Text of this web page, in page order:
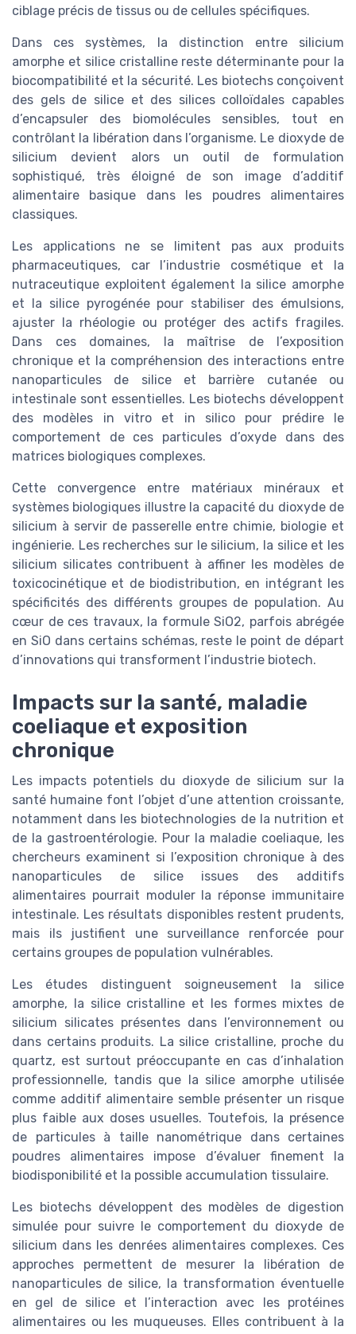
ciblage précis de tissus ou de cellules spécifiques.
Dans ces systèmes, la distinction entre silicium
amorphe et silice cristalline reste déterminante pour la
biocompatibilité et la sécurité. Les biotechs conçoivent
des gels de silice et des silices colloïdales capables
d’encapsuler des biomolécules sensibles, tout en
contrôlant la libération dans l’organisme. Le dioxyde de
silicium devient alors un outil de formulation
sophistiqué, très éloigné de son image d’additif
alimentaire basique dans les poudres alimentaires
classiques.
Les applications ne se limitent pas aux produits
pharmaceutiques, car l’industrie cosmétique et la
nutraceutique exploitent également la silice amorphe
et la silice pyrogénée pour stabiliser des émulsions,
ajuster la rhéologie ou protéger des actifs fragiles.
Dans ces domaines, la maîtrise de l’exposition
chronique et la compréhension des interactions entre
nanoparticules de silice et barrière cutanée ou
intestinale sont essentielles. Les biotechs développent
des modèles in vitro et in silico pour prédire le
comportement de ces particules d’oxyde dans des
matrices biologiques complexes.
Cette convergence entre matériaux minéraux et
systèmes biologiques illustre la capacité du dioxyde de
silicium à servir de passerelle entre chimie, biologie et
ingénierie. Les recherches sur le silicium, la silice et les
silicium silicates contribuent à affiner les modèles de
toxicocinétique et de biodistribution, en intégrant les
spécificités des différents groupes de population. Au
cœur de ces travaux, la formule SiO2, parfois abrégée
en SiO dans certains schémas, reste le point de départ
d’innovations qui transforment l’industrie biotech.
Impacts sur la santé, maladie
coeliaque et exposition
chronique
Les impacts potentiels du dioxyde de silicium sur la
santé humaine font l’objet d’une attention croissante,
notamment dans les biotechnologies de la nutrition et
de la gastroentérologie. Pour la maladie coeliaque, les
chercheurs examinent si l’exposition chronique à des
nanoparticules de silice issues des additifs
alimentaires pourrait moduler la réponse immunitaire
intestinale. Les résultats disponibles restent prudents,
mais ils justifient une surveillance renforcée pour
certains groupes de population vulnérables.
Les études distinguent soigneusement la silice
amorphe, la silice cristalline et les formes mixtes de
silicium silicates présentes dans l’environnement ou
dans certains produits. La silice cristalline, proche du
quartz, est surtout préoccupante en cas d’inhalation
professionnelle, tandis que la silice amorphe utilisée
comme additif alimentaire semble présenter un risque
plus faible aux doses usuelles. Toutefois, la présence
de particules à taille nanométrique dans certaines
poudres alimentaires impose d’évaluer finement la
biodisponibilité et la possible accumulation tissulaire.
Les biotechs développent des modèles de digestion
simulée pour suivre le comportement du dioxyde de
silicium dans les denrées alimentaires complexes. Ces
approches permettent de mesurer la libération de
nanoparticules de silice, la transformation éventuelle
en gel de silice et l’interaction avec les protéines
alimentaires ou les muqueuses. Elles contribuent à la